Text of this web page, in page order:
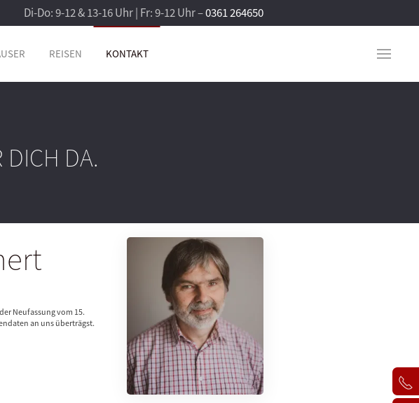
Di-Do: 9-12 & 13-16 Uhr | Fr: 9-12 Uhr –0361 264650
REISEN KONTAKT
DICH DA.
Neufassung vom 15.
an uns überträgst.